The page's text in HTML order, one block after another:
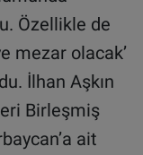
Özellikle de
mezar olacak’
İlhan Aşkın
Birleşmiş
ait